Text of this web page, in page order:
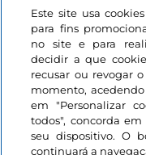
Iniciar sessão
Mantenha-se em
Este site usa
para fins
no site e para
decidir a que
recusar ou revogar
momento,
em "Personalizar
todos", concorda
seu dispositivo. O
continuará a